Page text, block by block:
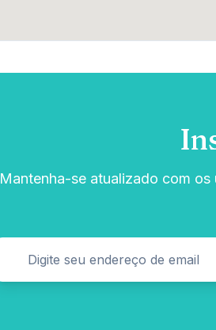
Mantenha-se atualizado com